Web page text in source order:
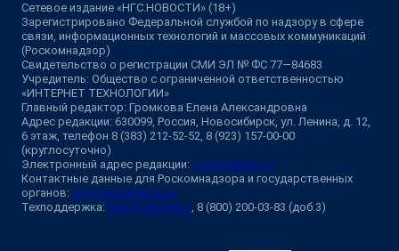
Сетевое издание «НГС.НОВОСТИ» (18+)
Зарегистрировано Федеральной службой по надзору в сфере
связи, информационных технологий и массовых коммуникаций
(Роскомнадзор)
Свидетельство о регистрации СМИ ЭЛ № ФС 77—84683
Учредитель: Общество с ограниченной ответственностью
«ИНТЕРНЕТ ТЕХНОЛОГИИ»
Главный редактор: Громкова Елена Александровна
Адрес редакции: 630099, Россия, Новосибирск, ул. Ленина, д. 12,
6 этаж, телефон 8 (383) 212-52-52, 8 (923) 157-00-00
(круглосуточно)
Электронный адрес редакции: ngs@shkulev.ru
Контактные данные для Роскомнадзора и государственных
органов: juristnsk@shkulev.ru
Техподдержка: help@shkulev.ru, 8 (800) 200-03-83 (доб.3)